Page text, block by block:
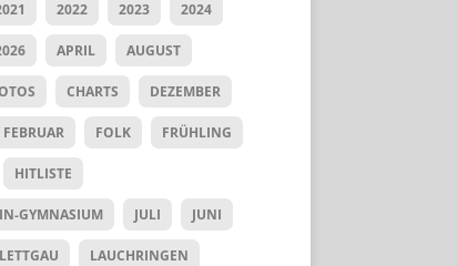
2022 2023 2024
APRIL AUGUST
CHARTS DEZEMBER
FEBRUAR FOLK FRÜHLING
HITLISTE
GYMNASIUM JULI JUNI
LAUCHRINGEN